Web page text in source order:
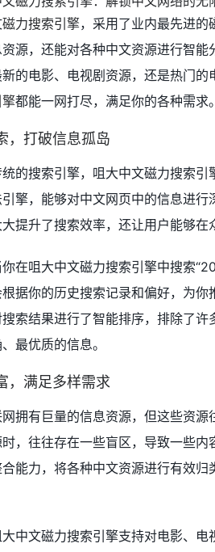
磁力搜索引擎，采用了业内最先进
源，还能对各种中文资源进行智能
的电影、电视剧资源，还是热门
都能一网打尽，满足你的各种需求。
，打破信息孤岛
的搜索引擎，咀大中文磁力搜索
擎，能够对中文网页中的信息进行
提升了搜索效率，还让用户能够在
在咀大中文磁力搜索引擎中搜索
据你的历史搜索记录和偏好，为
索结果进行了智能排序，排除了
最优质的信息。
，满足多样需求
拥有巨量的信息资源，但这些资
，往往存在一些盲区，导致一些
能力，将各种中文资源进行有效
大中文磁力搜索引擎支持对电影、